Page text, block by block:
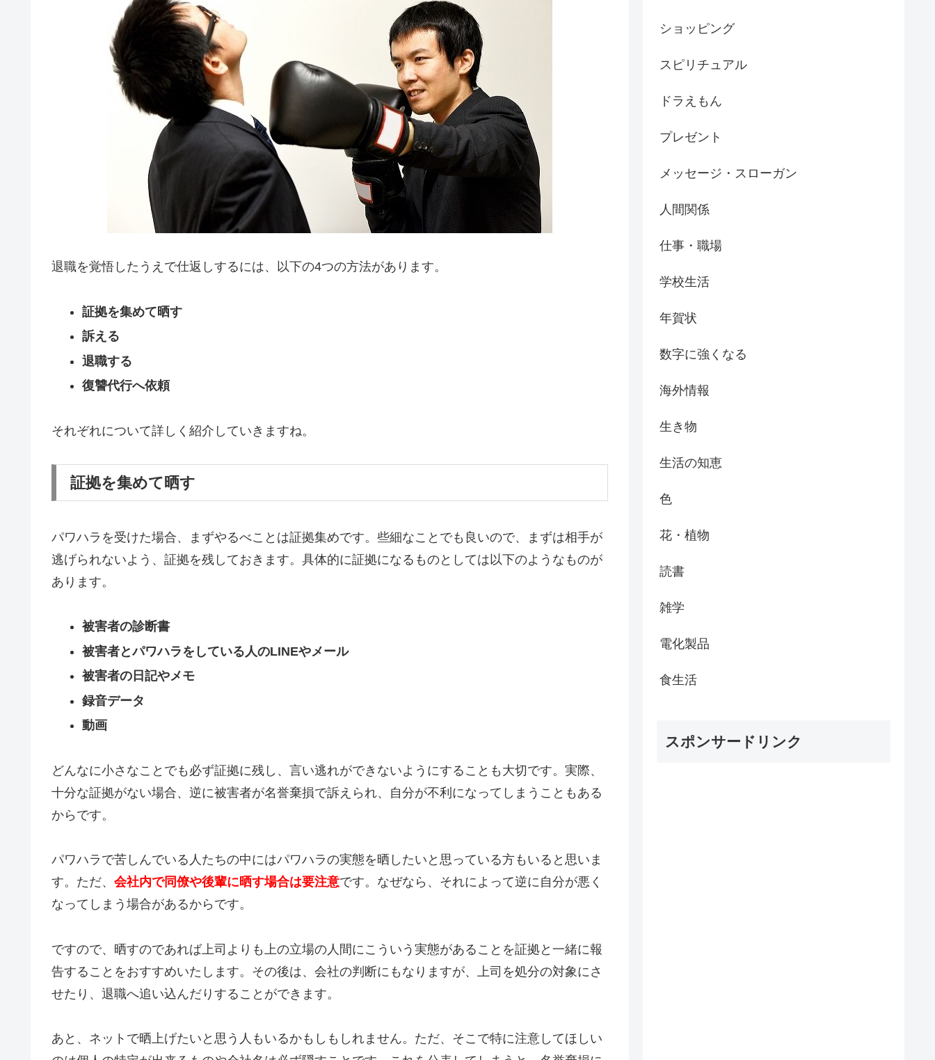
退職を覚悟したうえで仕返しするには、以下の4つの方法があります。
証拠を集めて晒す
訴える
退職する
復讐代行へ依頼
それぞれについて詳しく紹介していきますね。
証拠を集めて晒す
パワハラを受けた場合、まずやるべことは証拠集めです。些細なことでも良いので、まずは相手が
逃げられないよう、証拠を残しておきます。具体的に証拠になるものとしては以下のようなものが
あります。
被害者の診断書
被害者とパワハラをしている人のLINEやメール
被害者の日記やメモ
録音データ
動画
どんなに小さなことでも必ず証拠に残し、言い逃れができないようにすることも大切です。実際、
十分な証拠がない場合、逆に被害者が名誉棄損で訴えられ、自分が不利になってしまうこともある
からです。
パワハラで苦しんでいる人たちの中にはパワハラの実態を晒したいと思っている方もいると思いま
す。ただ、 会社内で同僚や後輩に晒す場合は要注意です。なぜなら、それによって逆に自分が悪く
なってしまう場合があるからです。
ですので、晒すのであれば上司よりも上の立場の人間にこういう実態があることを証拠と一緒に報
告することをおすすめいたします。その後は、会社の判断にもなりますが、上司を処分の対象にさ
せたり、退職へ追い込んだりすることができます。
あと、ネットで晒上げたいと思う人もいるかもしもしれません。ただ、そこで特に注意してほしい
ショッピング
スピリチュアル
ドラえもん
プレゼント
メッセージ・スローガン
人間関係
仕事・職場
学校生活
年賀状
数字に強くなる
海外情報
生き物
生活の知恵
色
花・植物
読書
雑学
電化製品
食生活
スポンサードリンク